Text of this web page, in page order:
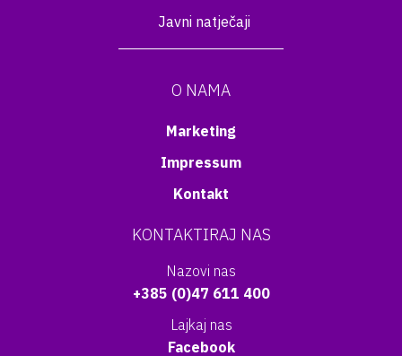
Javni natječaji
O NAMA
Marketing
Impressum
Kontakt
KONTAKTIRAJ NAS
Nazovi nas
+385 (0)47 611 400
Lajkaj nas
Facebook